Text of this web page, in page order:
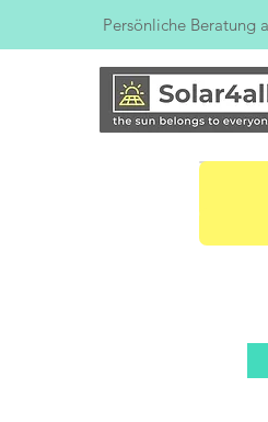
Persönliche Beratung